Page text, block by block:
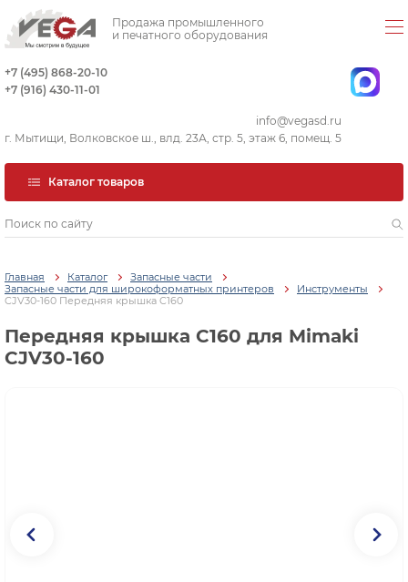
Продажа промышленного
и печатного оборудования
+7 (495) 868-20-10
+7 (916) 430-11-01
info@vegasd.ru
г. Мытищи, Волковское ш., влд. 23А, стр. 5, этаж 6, помещ. 5
Каталог товаров
Главная Каталог
Запасные части
Запасные части для широкоформатных принтеров
Инструменты
CJV30-160 Передняя крышка C160
Передняя крышка C160 для Mimaki
CJV30-160